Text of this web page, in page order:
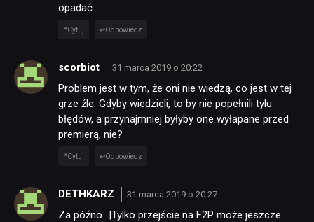
opadać.
Cytuj Odpowiedz
scorbiot 31 marca 2019 o 20:22
Problem jest w tym, że oni nie wiedzą, co jest w tej
grze źle. Gdyby wiedzieli, to by nie popełnili tylu
błędów, a przynajmniej byłyby one wyłapane przed
premierą, nie?
Cytuj Odpowiedz
DETHKARZ 31 marca 2019 o 20:27
Za późno…|Tylko przejście na F2P może jeszcze